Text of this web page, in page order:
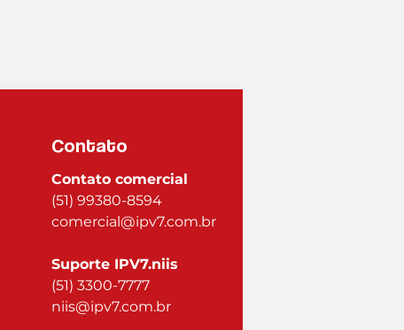
Contato
Contato comercial
(51) 99380-8594
comercial@ipv7.com.br
Suporte IPV7.niis
(51) 3300-7777
niis@ipv7.com.br